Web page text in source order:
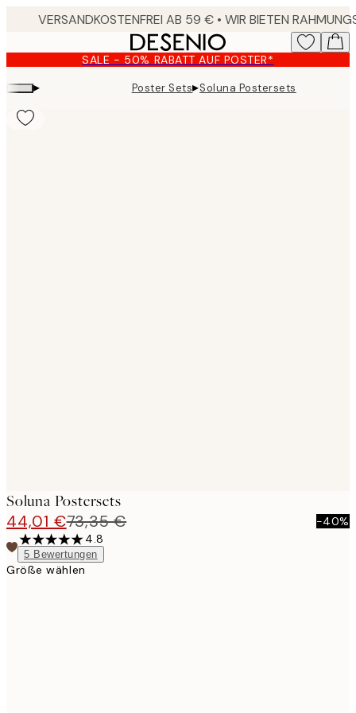
content.
SALE - 50% RABATT AUF POSTER*
▸ Poster Sets▸Soluna Postersets
Soluna Postersets
44,01 €73,35 €
-40%
4.8
5 Bewertungen
Größe wählen